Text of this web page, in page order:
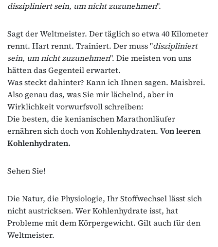
diszipliniert sein, um nicht zuzunehmen".
Sagt der Weltmeister. Der täglich so etwa 40 Kilometer
rennt. Hart rennt. Trainiert. Der muss "diszipliniert
sein, um nicht zuzunehmen". Die meisten von uns
hätten das Gegenteil erwartet.
Was steckt dahinter? Kann ich Ihnen sagen. Maisbrei.
Also genau das, was Sie mir lächelnd, aber in
Wirklichkeit vorwurfsvoll schreiben:
Die besten, die kenianischen Marathonläufer
ernähren sich doch von Kohlenhydraten. Von leeren
Kohlenhydraten.
Sehen Sie!
Die Natur, die Physiologie, Ihr Stoffwechsel lässt sich
nicht austricksen. Wer Kohlenhydrate isst, hat
Probleme mit dem Körpergewicht. Gilt auch für den
Weltmeister.